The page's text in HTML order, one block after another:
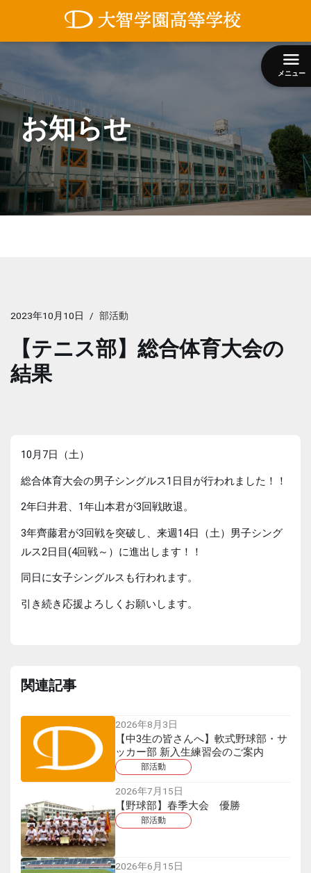
へ
キ
ッ
プ
メニュー
お知らせ
【テニス部】総合体育大会の
結果
2023年10月10日 部活動
10月7日（土）
総合体育大会の男子シングルス1日目が行われました！！
2年臼井君、1年山本君が3回戦敗退。
3年齊藤君が3回戦を突破し、来週14日（土）男子シング
ルス2日目(4回戦～）に進出します！！
同日に女子シングルスも行われます。
引き続き応援よろしくお願いします。
関連記事
2026年8月3日
【中3生の皆さんへ】軟式野球部・サ
ッカー部 新入生練習会のご案内
部活動
2026年7月15日
【野球部】春季大会 優勝
部活動
2026年6月15日